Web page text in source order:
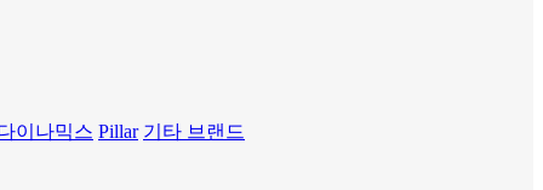
이나믹스 Pillar 기타 브랜드